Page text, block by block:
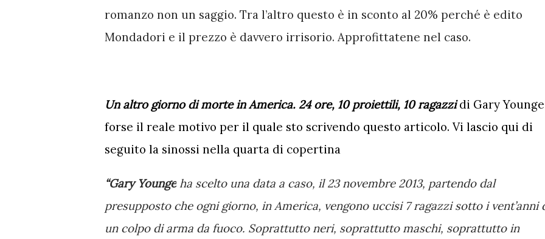
romanzo non un saggio. Tra l’altro questo è in sconto al 20% perché è edito
Mondadori e il prezzo è davvero irrisorio. Approfittatene nel caso.
Un altro giorno di morte in America. 24 ore, 10 proiettili, 10 ragazzi di Gary
forse il reale motivo per il quale sto scrivendo questo articolo. Vi lascio qui di
seguito la sinossi nella quarta di copertina
“Gary Younge ha scelto una data a caso, il 23 novembre 2013, partendo dal
presupposto che ogni giorno, in America, vengono uccisi 7 ragazzi sotto i vent’anni
un colpo di arma da fuoco. Soprattutto neri, soprattutto maschi, soprattutto in